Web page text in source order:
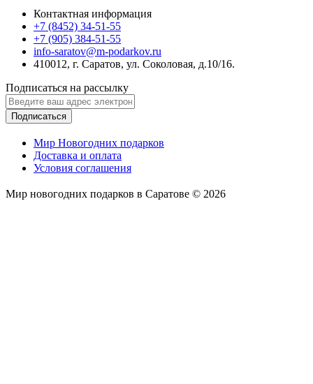
Контактная информация
+7 (8452) 34-51-55
+7 (905) 384-51-55
info-saratov@m-podarkov.ru
410012, г. Саратов, ул. Соколовая, д.10/16.
Подписаться на рассылку
Подписаться
Мир Новогодних подарков
Доставка и оплата
Условия соглашения
Мир новогодних подарков в Саратове © 2026